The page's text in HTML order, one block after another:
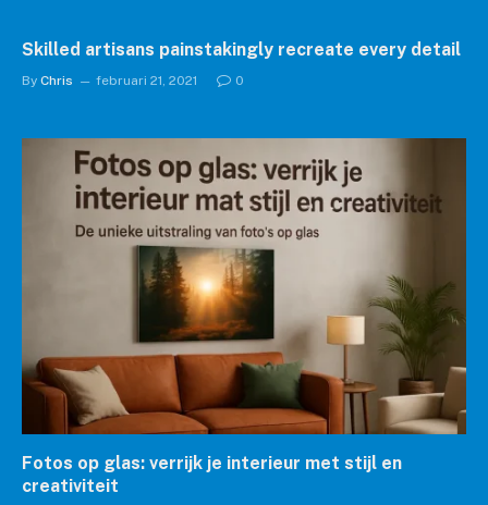
Skilled artisans painstakingly recreate every detail
By Chris februari 21, 2021 0
Fotos op glas: verrijk je interieur met stijl en
creativiteit